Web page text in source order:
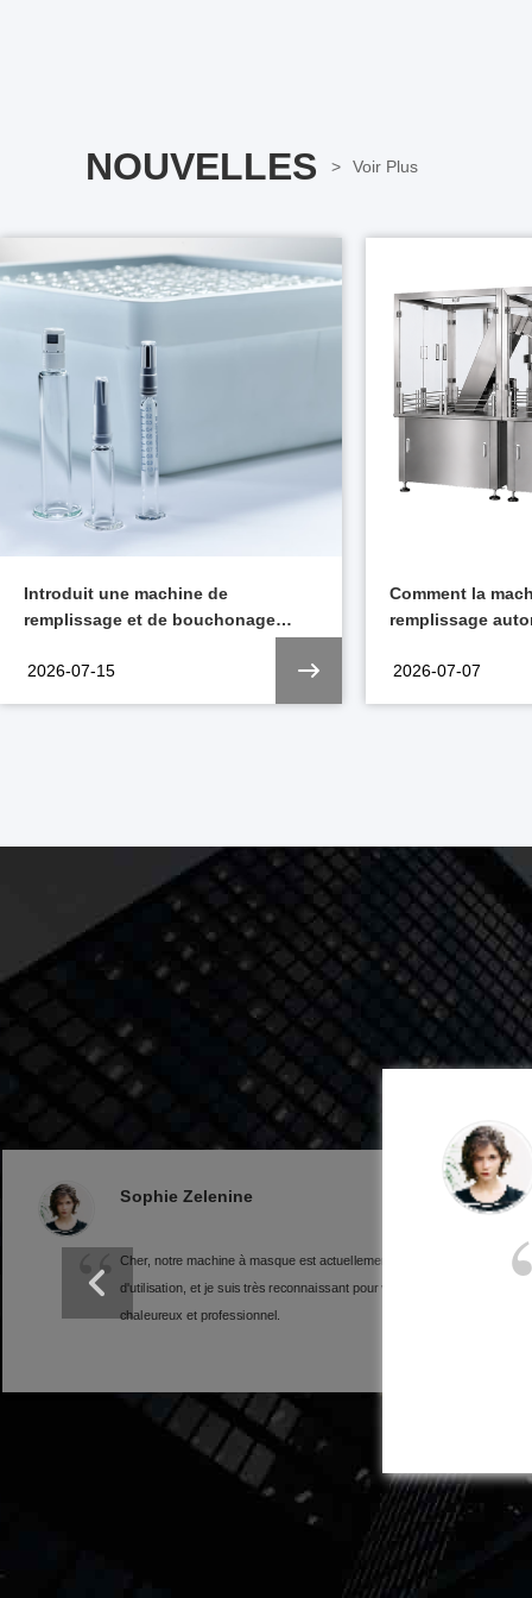
NOUVELLES Voir Plus
Introduit une machine de
remplissage et de bouchonage
les lignes d'emballage aseptique
2026-07-15
Comment la
remplissage
l'efficacité de la
2026-07-07
Queenie Lee
Salut Niki, j'ai reçu et utilisé la machine d'emballage de
lingettes depuis un mois.Vous êtes un fabricant
professionnel de lingettes.Cette coopération est très